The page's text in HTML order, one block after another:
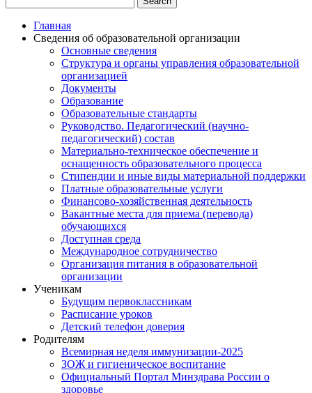
Главная
Сведения об образовательной организации
Основные сведения
Структура и органы управления образовательной
организацией
Документы
Образование
Образовательные стандарты
Руководство. Педагогический (научно-
педагогический) состав
Материально-техническое обеспечение и
оснащенность образовательного процесса
Стипендии и иные виды материальной поддержки
Платные образовательные услуги
Финансово-хозяйственная деятельность
Вакантные места для приема (перевода)
обучающихся
Доступная среда
Международное сотрудничество
Организация питания в образовательной
организации
Ученикам
Будущим первоклассникам
Расписание уроков
Детский телефон доверия
Родителям
Всемирная неделя иммунизации-2025
ЗОЖ и гигиеническое воспитание
Официальный Портал Минздрава России о
здоровье